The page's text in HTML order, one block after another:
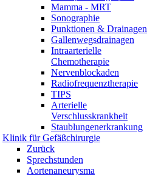
Mamma - MRT
Sonographie
Punktionen & Drainagen
Gallenwegsdrainagen
Intraarterielle
Chemotherapie
Nervenblockaden
Radiofrequenztherapie
TIPS
Arterielle
Verschlusskrankheit
Staublungenerkrankung
Klinik für Gefäßchirurgie
Zurück
Sprechstunden
Aortenaneurysma